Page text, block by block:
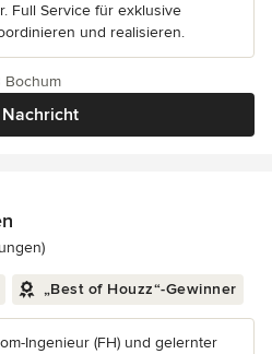
Full Service für exklusive
und realisieren.
Nachricht
Bochum
5 von 5 Sternen
„Best of Houzz“-Gewinner
Ingenieur (FH) und gelernter